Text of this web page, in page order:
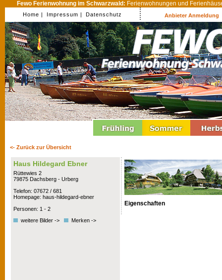
Fewo Ferienwohnung im Schwarzwald: Ferienwohnungen und
Home | Impressum | Datenschutz Anbieter Anmeldung
<- Zurück zur Übersicht
Haus Hildegard Ebner
Rüttewies 2
79875 Dachsberg - Urberg
Telefon: 07672 / 681
Homepage: haus-hildegard-ebner
Personen: 1 - 2
weitere Bilder ->
Merken ->
Eigenschaften